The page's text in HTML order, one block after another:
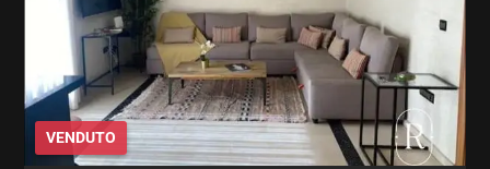
VENDUTO